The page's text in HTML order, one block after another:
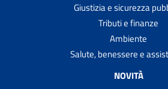
Giustizia e sicurezza
Tributi e finanze
Ambiente
Salute, benessere e
NOVITÀ